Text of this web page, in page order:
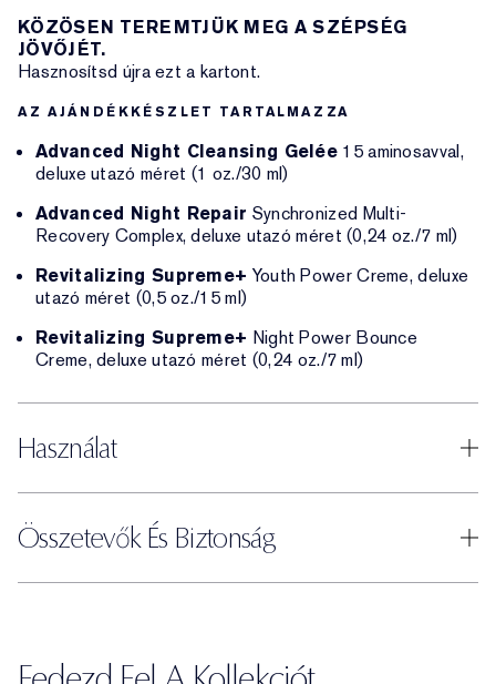
KÖZÖSEN TEREMTJÜK MEG A SZÉPSÉG
JÖVŐJÉT.
Hasznosítsd újra ezt a kartont.
AZ AJÁNDÉKKÉSZLET TARTALMAZZA
Advanced Night Cleansing Gelée 15 aminosavval,
deluxe utazó méret (1 oz./30 ml)
Advanced Night Repair Synchronized Multi-
Recovery Complex, deluxe utazó méret (0,24 oz./7 ml)
Revitalizing Supreme+ Youth Power Creme, deluxe
utazó méret (0,5 oz./15 ml)
Revitalizing Supreme+ Night Power Bounce
Creme, deluxe utazó méret (0,24 oz./7 ml)
Használat
Összetevők És Biztonság